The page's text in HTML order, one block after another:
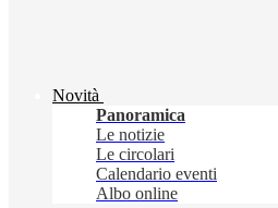
Novità
Panoramica
Le notizie
Le circolari
Calendario eventi
Albo online